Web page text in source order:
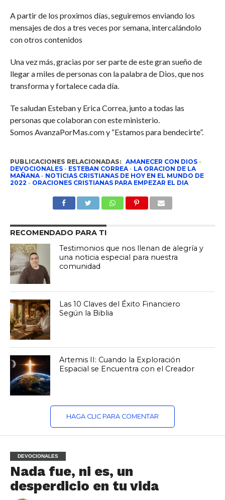
A partir de los proximos días, seguiremos enviando los
mensajes de dos a tres veces por semana, intercalándolo
con otros contenidos
Una vez más, gracias por ser parte de este gran sueño de
llegar a miles de personas con la palabra de Dios, que nos
transforma y fortalece cada día.
Te saludan Esteban y Erica Correa, junto a todas las
personas que colaboran con este ministerio.
Somos AvanzaPorMas.com y “Estamos para bendecirte”.
PUBLICACIONES RELACIONADAS: AMANECER CON DIOS-
DEVOCIONALES- ESTEBAN CORREA- LA ORACION DE LA
MAÑANA- NOTICIAS CRISTIANAS DE HOY EN EL MUNDO DE
2022 - ORACIONES CRISTIANAS PARA EMPEZAR EL DIA
RECOMENDADO PARA TI
Testimonios que nos llenan de alegría y
una noticia especial para nuestra
comunidad
Las 10 Claves del Éxito Financiero
Según la Biblia
Artemis II: Cuando la Exploración
Espacial se Encuentra con el Creador
HAGA CLIC PARA COMENTAR
DEVOCIONALES
Nada fue, ni es, un
desperdicio en tu vida